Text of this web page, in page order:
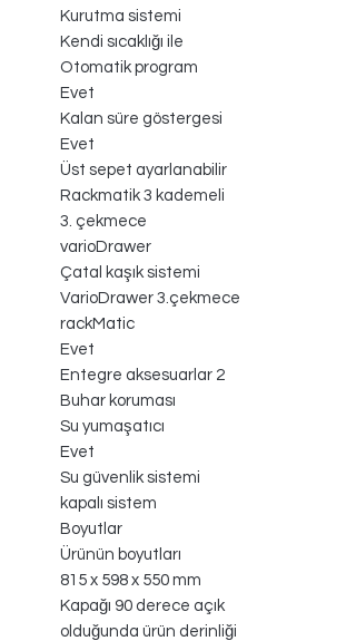
Kurutma sistemi
Kendi sıcaklığı ile
Otomatik program
Evet
Kalan süre göstergesi
Evet
Üst sepet ayarlanabilir
Rackmatik 3 kademeli
3. çekmece
varioDrawer
Çatal kaşık sistemi
VarioDrawer 3.çekmece
rackMatic
Evet
Entegre aksesuarlar 2
Buhar koruması
Su yumaşatıcı
Evet
Su güvenlik sistemi
kapalı sistem
Boyutlar
Ürünün boyutları
815 x 598 x 550 mm
Kapağı 90 derece açık
olduğunda ürün derinliği